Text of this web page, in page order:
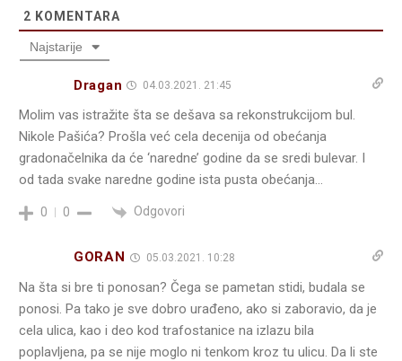
2 KOMENTARA
Najstarije
Dragan 04.03.2021. 21:45
Molim vas istražite šta se dešava sa rekonstrukcijom bul.
Nikole Pašića? Prošla već cela decenija od obećanja
gradonačelnika da će ‘naredne’ godine da se sredi bulevar. I
od tada svake naredne godine ista pusta obećanja…
0 0 Odgovori
GORAN 05.03.2021. 10:28
Na šta si bre ti ponosan? Čega se pametan stidi, budala se
ponosi. Pa tako je sve dobro urađeno, ako si zaboravio, da je
cela ulica, kao i deo kod trafostanice na izlazu bila
poplavljena, pa se nije moglo ni tenkom kroz tu ulicu. Da li ste